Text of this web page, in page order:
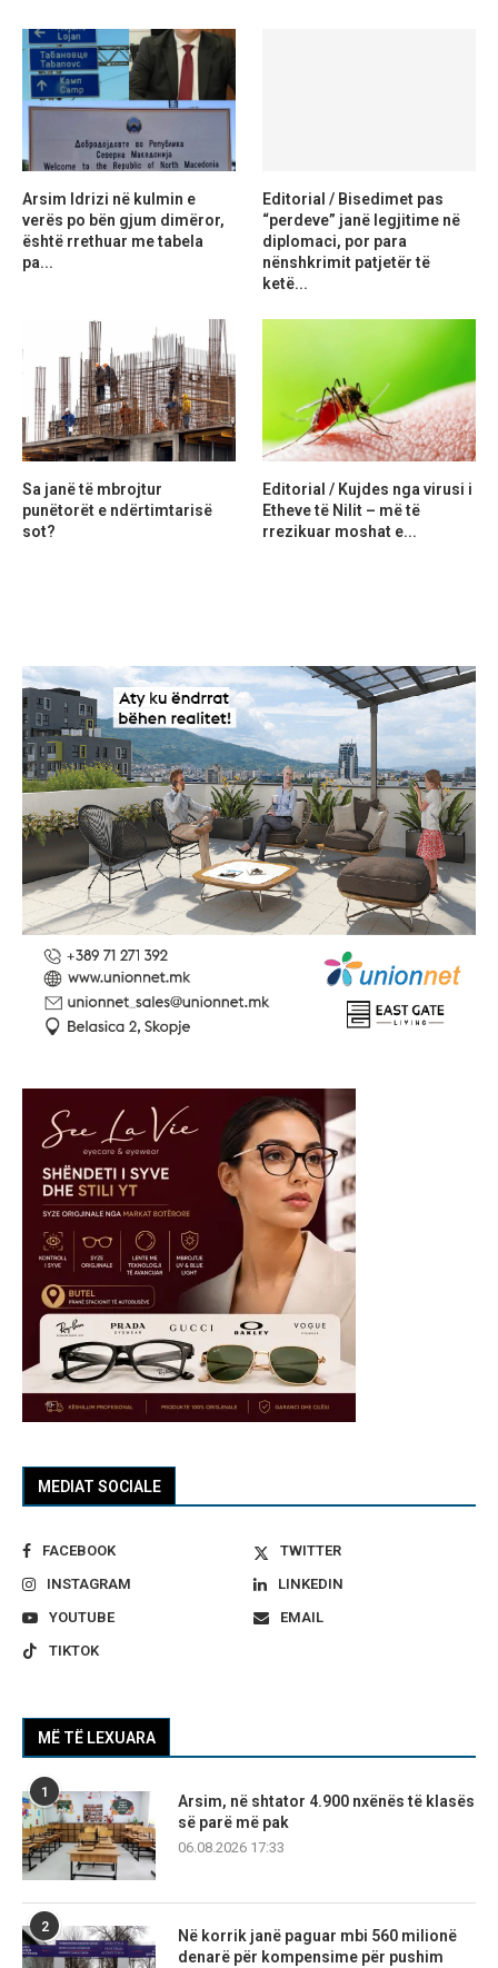
MEDIAT SOCIALE
FACEBOOK
TWITTER
INSTAGRAM
LINKEDIN
YOUTUBE
EMAIL
TIKTOK
MË TË LEXUARA
1
Arsim, në shtator 4.900 nxënës të klasës
së parë më pak
06.08.2026 17:33
2
Në korrik janë paguar mbi 560 milionë
denarë për kompensime për pushim
Arsim Idrizi në kulmin e
verës po bën gjum dimëror,
është rrethuar me tabela
pa...
Editorial / Bisedimet pas
“perdeve” janë legjitime në
diplomaci, por para
nënshkrimit patjetër të
ketë...
Sa janë të mbrojtur
punëtorët e ndërtimtarisë
sot?
Editorial / Kujdes nga virusi i
Etheve të Nilit – më të
rrezikuar moshat e...